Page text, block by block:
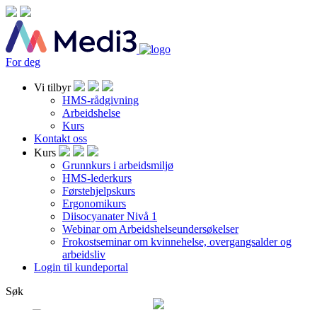
For deg
Vi tilbyr
HMS-rådgivning
Arbeidshelse
Kurs
Kontakt oss
Kurs
Grunnkurs i arbeidsmiljø
HMS-lederkurs
Førstehjelpskurs
Ergonomikurs
Diisocyanater Nivå 1
Webinar om Arbeidshelseundersøkelser
Frokostseminar om kvinnehelse, overgangsalder og
arbeidsliv
Login til kundeportal
Søk